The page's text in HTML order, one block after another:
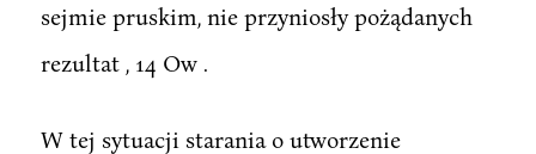
sejmie pruskim, nie przyniosły pożądanych
rezultat , 14 Ow .
W tej sytuacji starania o utworzenie